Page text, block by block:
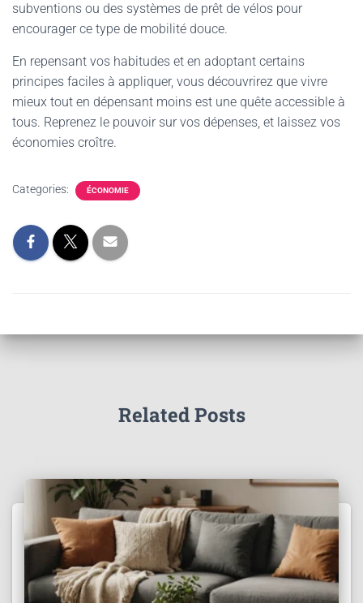
subventions ou des systèmes de prêt de vélos pour
encourager ce type de mobilité douce.
En repensant vos habitudes et en adoptant certains
principes faciles à appliquer, vous découvrirez que vivre
mieux tout en dépensant moins est une quête accessible à
tous. Reprenez le pouvoir sur vos dépenses, et laissez vos
économies croître.
Categories: ÉCONOMIE
Related Posts